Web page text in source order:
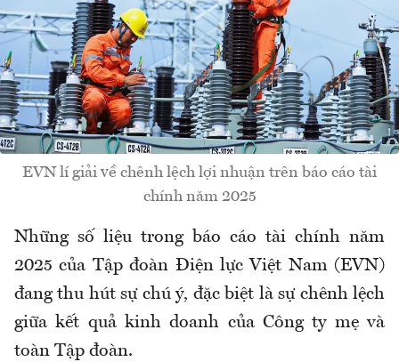
EVN lí giải về chênh lệch lợi nhuận trên báo cáo tài
chính năm 2025
Những số liệu trong báo cáo tài chính năm
2025 của Tập đoàn Điện lực Việt Nam (EVN)
đang thu hút sự chú ý, đặc biệt là sự chênh lệch
giữa kết quả kinh doanh của Công ty mẹ và
toàn Tập đoàn.